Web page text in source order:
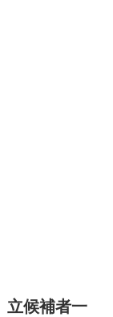
立候補者一